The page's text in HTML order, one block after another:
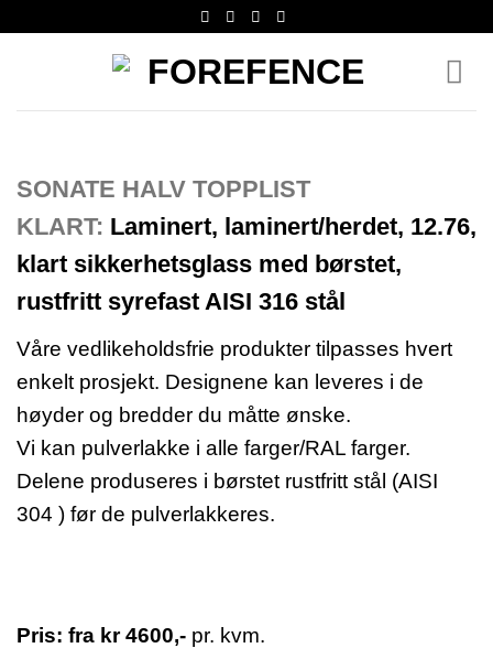
SONATE HALV TOPPLIST
KLART: Laminert, laminert/herdet, 12.76,
klart sikkerhetsglass med børstet,
rustfritt syrefast AISI 316 stål
Våre vedlikeholdsfrie produkter tilpasses hvert
enkelt prosjekt. Designene kan leveres i de
høyder og bredder du måtte ønske.
Vi kan pulverlakke i alle farger/RAL farger.
Delene produseres i børstet rustfritt stål (AISI
304 ) før de pulverlakkeres.
Pris: fra kr 4600,- pr. kvm.